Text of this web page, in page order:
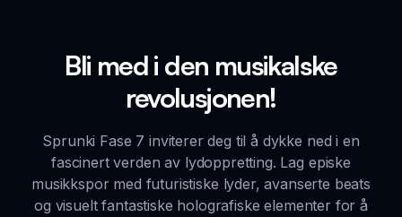
Bli med i den musikalske
revolusjonen!
Sprunki Fase 7 inviterer deg til å dykke ned i en
fascinert verden av lydoppretting. Lag episke
musikkspor med futuristiske lyder, avanserte beats
og visuelt fantastiske holografiske elementer for å